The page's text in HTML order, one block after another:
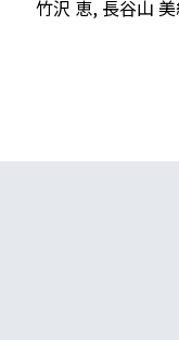
竹沢 恵, 長谷山